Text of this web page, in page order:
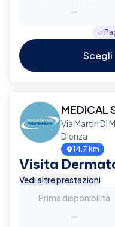
-
Scegli
MEDICAL
Via Martiri Di
D'enza
14.7 km
Visita
Vedi altre prestazioni
Prima disponibilità
-